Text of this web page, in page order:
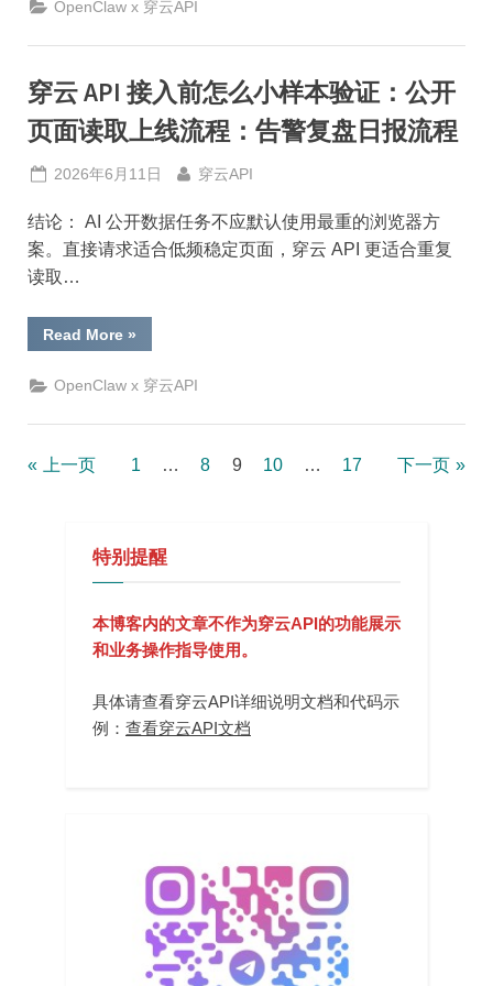
失
怎
排
查：
穿
云
API
据
字
流
程：
告
警
流
程”
OpenClaw x 穿云API
穿云 API 接入前怎么小样本验证：公开
页面读取上线流程：告警复盘日报流程
Posted
2026年6月11日 By
穿云API
结论： AI 公开数据任务不应默认使用最重的浏览器方
案。直接请求适合低频稳定页面，穿云 API 更适合重复
读取…
Read More“穿
云
接
入
怎
小
样
开
页
面
取
上
线
流
警
复
盘
»
OpenClaw x 穿云API
文上一页 1 … 8 9 10 … 17 下一页
特别提醒
本博客内的文章不作为穿云API的功能展示
和业务操作指导使用。
具体请查看穿云API详细说明文档和代码示
例： 查看穿云API文档